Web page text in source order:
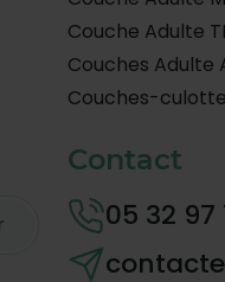
Couche Adulte
Couches Adulte
Couches-
Contact
05 32 97